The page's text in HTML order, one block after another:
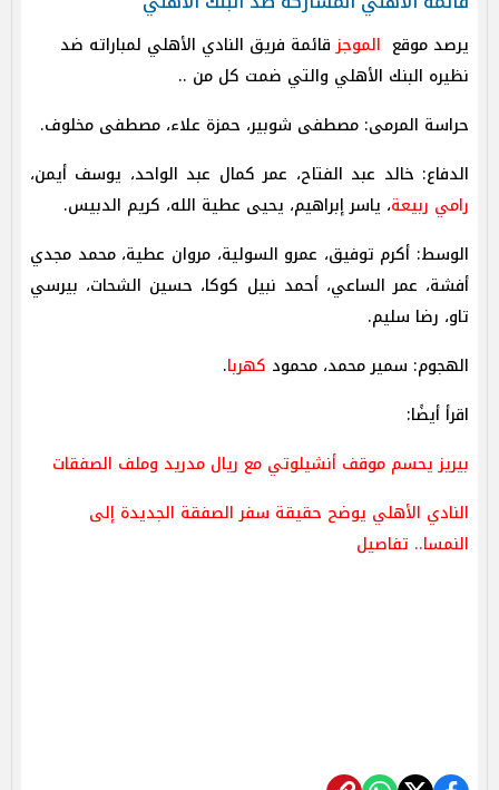
يرصد موقع الموجزقائمة فريق النادي الأهلي لمباراته ضد
نظيره البنك الأهلي والتي ضمت كل من ..
حراسة المرمى: مصطفى شوبير، حمزة علاء، مصطفى مخلوف.
الدفاع: خالد عبد الفتاح، عمر كمال عبد الواحد، يوسف أيمن،
رامي ربيعة، ياسر إبراهيم، يحيى عطية الله، كريم الدبيس.
الوسط: أكرم توفيق، عمرو السولية، مروان عطية، محمد مجدي
أفشة، عمر الساعي، أحمد نبيل كوكا، حسين الشحات، بيرسي
تاو، رضا سليم.
الهجوم: سمير محمد، محمود كهربا.
اقرأ أيضًا:
بيريز يحسم موقف أنشيلوتي مع ريال مدريد وملف الصفقات
النادي الأهلي يوضح حقيقة سفر الصفقة الجديدة إلى
النمسا.. تفاصيل